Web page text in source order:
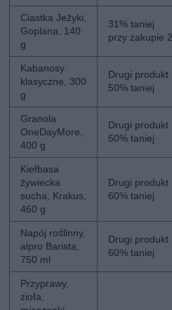
Ciastka Jeżyki,
Goplana, 140
g
31% taniej
przy zakupie 2
Kabanosy
klasyczne, 300
g
Drugi produkt
50% taniej
Granola
OneDayMore,
400 g
Drugi produkt
50% taniej
Kiełbasa
żywiecka
sucha, Krakus,
460 g
Drugi produkt
60% taniej
Napój roślinny,
alpro Barista,
750 ml
Drugi produkt
60% taniej
Przyprawy,
zioła,